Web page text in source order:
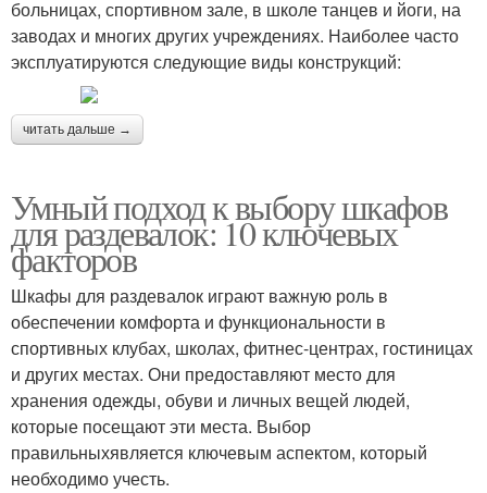
больницах, спортивном зале, в школе танцев и йоги, на
заводах и многих других учреждениях. Наиболее часто
эксплуатируются следующие виды конструкций:
читать дальше →
Умный подход к выбору шкафов
для раздевалок: 10 ключевых
факторов
Шкафы для раздевалок играют важную роль в
обеспечении комфорта и функциональности в
спортивных клубах, школах, фитнес-центрах, гостиницах
и других местах. Они предоставляют место для
хранения одежды, обуви и личных вещей людей,
которые посещают эти места. Выбор
правильныхявляется ключевым аспектом, который
необходимо учесть.